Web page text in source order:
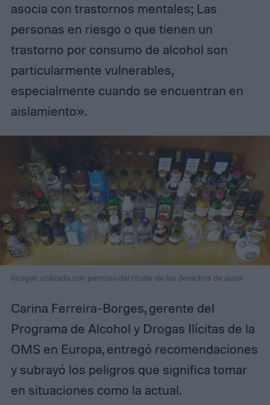
asocia con trastornos mentales; Las
personas en riesgo o que tienen un
trastorno por consumo de alcohol son
particularmente vulnerables,
especialmente cuando se encuentran en
aislamiento».
Imagen utilizada con permiso del titular de los derechos de autor
Carina Ferreira-Borges, gerente del
Programa de Alcohol y Drogas Ilícitas de la
OMS en Europa, entregó recomendaciones
y subrayó los peligros que significa tomar
en situaciones como la actual.